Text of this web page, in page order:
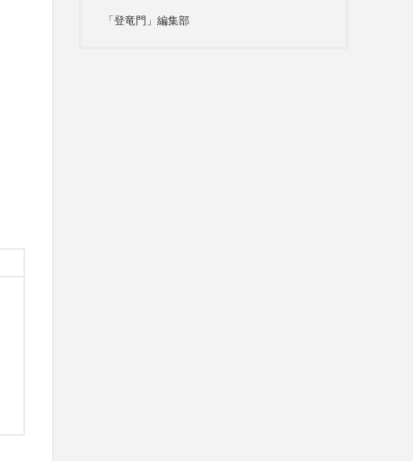
「登竜門」編集部